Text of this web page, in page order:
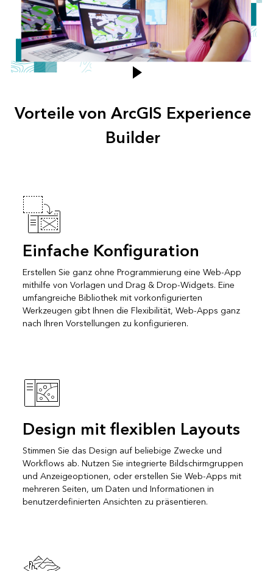
Vorteile von ArcGIS Experience
Builder
Einfache Konfiguration
Erstellen Sie ganz ohne Programmierung eine Web-App
mithilfe von Vorlagen und Drag & Drop-Widgets. Eine
umfangreiche Bibliothek mit vorkonfigurierten
Werkzeugen gibt Ihnen die Flexibilität, Web-Apps ganz
nach Ihren Vorstellungen zu konfigurieren.
Design mit flexiblen Layouts
Stimmen Sie das Design auf beliebige Zwecke und
Workflows ab. Nutzen Sie integrierte Bildschirmgruppen
und Anzeigeoptionen, oder erstellen Sie Web-Apps mit
mehreren Seiten, um Daten und Informationen in
benutzerdefinierten Ansichten zu präsentieren.